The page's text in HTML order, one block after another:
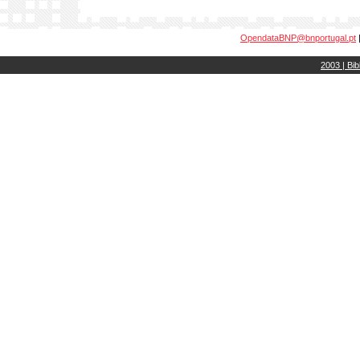
OpendataBNP@bnportugal.pt
2003 |